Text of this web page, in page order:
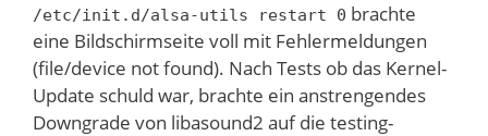
/etc/init.d/alsa-utils restart 0 brachte
eine Bildschirmseite voll mit Fehlermeldungen
(file/device not found). Nach Tests ob das Kernel-
Update schuld war, brachte ein anstrengendes
Downgrade von libasound2 auf die testing-